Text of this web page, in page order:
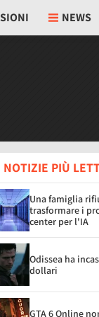
NEWS
NOTIZIE PIÙ
Una famiglia
trasformare i
center per l'IA
Odissea ha
dollari
GTA 6 Online